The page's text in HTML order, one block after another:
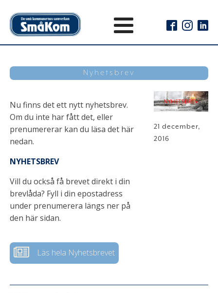
Nyhetsbrev
Nu finns det ett nytt nyhetsbrev.
Om du inte har fått det, eller
prenumererar kan du läsa det här
nedan.
NYHETSBREV
Vill du också få brevet direkt i din
brevlåda? Fyll i din epostadress
under prenumerera längs ner på
den här sidan.
Läs hela Nyhetsbrevet
21 december,
2016